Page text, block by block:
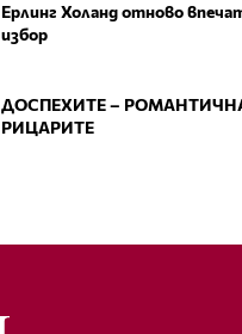
Ерлинг Холанд отново
избор
ДОСПЕХИТЕ –
РИЦАРИТЕ